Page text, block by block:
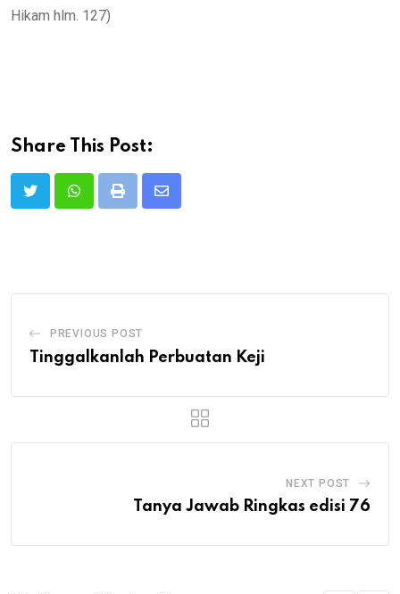
Hikam hlm. 127)
Share This Post:
Print
Share
PREVIOUS POST
Tinggalkanlah Perbuatan Keji
NEXT POST
Tanya Jawab Ringkas edisi 76